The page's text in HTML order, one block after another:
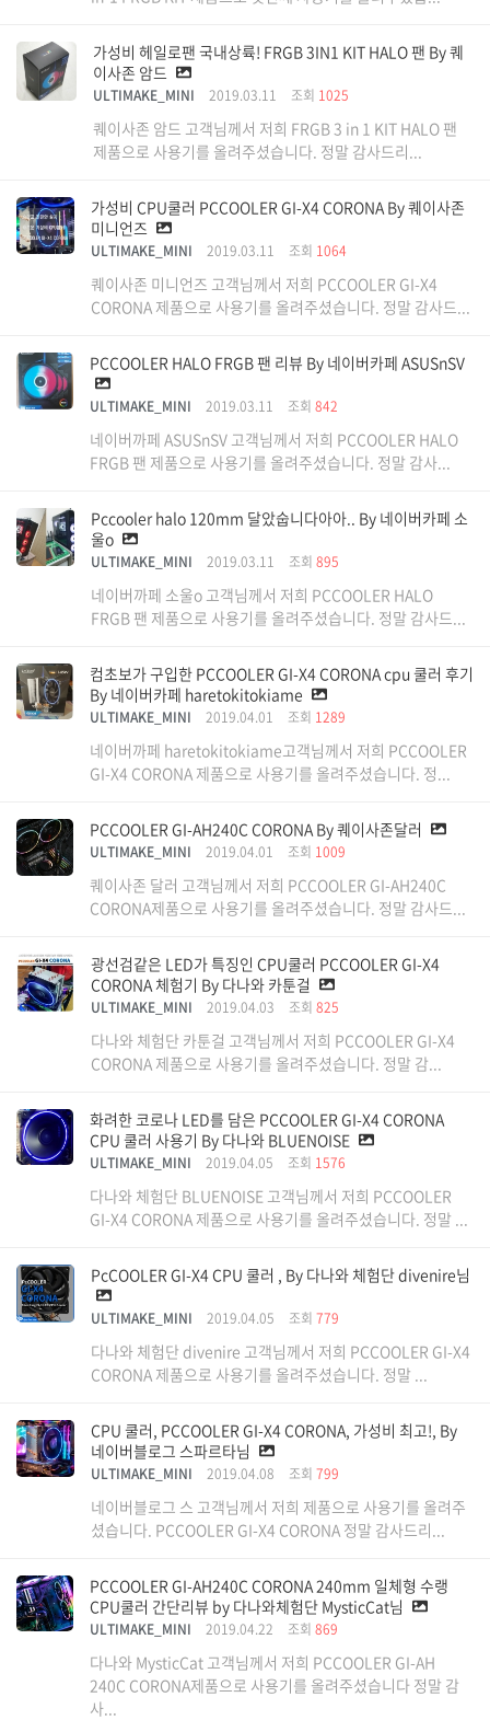
가성비 헤일로팬 국내상륙! FRGB 3IN1 KIT HALO 팬 By 퀘
이사존 암드
ULTIMAKE_MINI 2019.03.11 조회 1025
퀘이사존 암드 고객님께서 저희 FRGB 3 in 1 KIT HALO 팬
제품으로 사용기를 올려주셨습니다. 정말 감사드리...
가성비 CPU쿨러 PCCOOLER GI-X4 CORONA By 퀘이사존
미니언즈
ULTIMAKE_MINI 2019.03.11 조회 1064
퀘이사존 미니언즈 고객님께서 저희 PCCOOLER GI-X4
CORONA 제품으로 사용기를 올려주셨습니다. 정말 감사드...
PCCOOLER HALO FRGB 팬 리뷰 By 네이버카페 ASUSnSV
ULTIMAKE_MINI 2019.03.11 조회 842
네이버까페 ASUSnSV 고객님께서 저희 PCCOOLER HALO
FRGB 팬 제품으로 사용기를 올려주셨습니다. 정말 감사...
Pccooler halo 120mm 달았숩니다아아.. By 네이버카페 소
울o
ULTIMAKE_MINI 2019.03.11 조회 895
네이버까페 소울o 고객님께서 저희 PCCOOLER HALO
FRGB 팬 제품으로 사용기를 올려주셨습니다. 정말 감사드...
컴초보가 구입한 PCCOOLER GI-X4 CORONA cpu 쿨러 후기
By 네이버카페 haretokitokiame
ULTIMAKE_MINI 2019.04.01 조회 1289
네이버까페 haretokitokiame고객님께서 저희 PCCOOLER
GI-X4 CORONA 제품으로 사용기를 올려주셨습니다. 정...
PCCOOLER GI-AH240C CORONA By 퀘이사존달러
ULTIMAKE_MINI 2019.04.01 조회 1009
퀘이사존 달러 고객님께서 저희 PCCOOLER GI-AH240C
CORONA제품으로 사용기를 올려주셨습니다. 정말 감사드...
광선검같은 LED가 특징인 CPU쿨러 PCCOOLER GI-X4
CORONA 체험기 By 다나와 카툰걸
ULTIMAKE_MINI 2019.04.03 조회 825
다나와 체험단 카툰걸 고객님께서 저희 PCCOOLER GI-X4
CORONA 제품으로 사용기를 올려주셨습니다. 정말 감...
화려한 코로나 LED를 담은 PCCOOLER GI-X4 CORONA
CPU 쿨러 사용기 By 다나와 BLUENOISE
ULTIMAKE_MINI 2019.04.05 조회 1576
다나와 체험단 BLUENOISE 고객님께서 저희 PCCOOLER
GI-X4 CORONA 제품으로 사용기를 올려주셨습니다. 정말 ...
PcCOOLER GI-X4 CPU 쿨러 , By 다나와 체험단 divenire님
ULTIMAKE_MINI 2019.04.05 조회 779
다나와 체험단 divenire 고객님께서 저희 PCCOOLER GI-X4
CORONA 제품으로 사용기를 올려주셨습니다. 정말 ...
CPU 쿨러, PCCOOLER GI-X4 CORONA, 가성비 최고!, By
네이버블로그 스파르타님
ULTIMAKE_MINI 2019.04.08 조회 799
네이버블로그 스 고객님께서 저희 제품으로 사용기를 올려주
셨습니다. PCCOOLER GI-X4 CORONA 정말 감사드리...
PCCOOLER GI-AH240C CORONA 240mm 일체형 수랭
CPU쿨러 간단리뷰 by 다나와체험단 MysticCat님
ULTIMAKE_MINI 2019.04.22 조회 869
다나와 MysticCat 고객님께서 저희 PCCOOLER GI-AH
240C CORONA제품으로 사용기를 올려주셨습니다 정말 감
사...